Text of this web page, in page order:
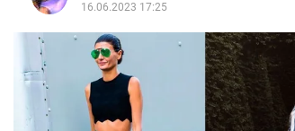
16.06.2023 17:25